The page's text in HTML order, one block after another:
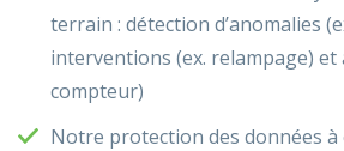
terrain : détection d’anomalies
interventions (ex. relampage) et
compteur)
Notre protection des données à